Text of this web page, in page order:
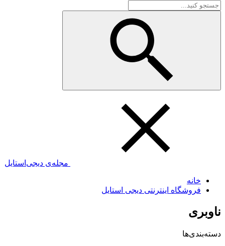
مجله‌ی دیجی‌استایل
خانه
فروشگاه اینترنتی دیجی استایل
ناوبری
دسته‌بندی‌ها